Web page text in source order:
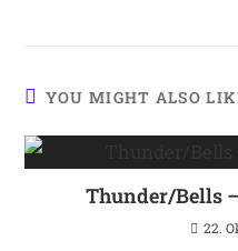
YOU MIGHT ALSO
Thunder/Bells
22.